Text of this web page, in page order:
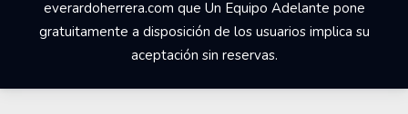
everardoherrera.com que Un Equipo Adelante pone
gratuitamente a disposición de los usuarios implica su
aceptación sin reservas.